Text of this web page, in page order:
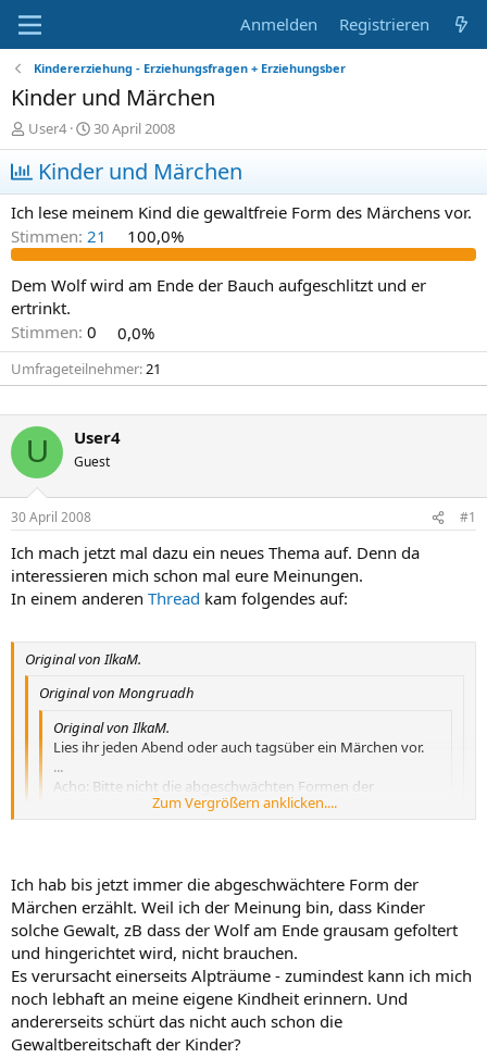
Anmelden Registrieren
Kindererziehung - Erziehungsfragen + Erziehungsber
Kinder und Märchen
E
r
s
t
e
l
e
r
User4
E
r
s
t
e
l
l
t
a
30 April 2008
Kinder und Märchen
Ich lese meinem Kind die gewaltfreie Form des Märchens vor.
Stimmen: 21 100,0%
Dem Wolf wird am Ende der Bauch aufgeschlitzt und er
ertrinkt.
Stimmen: 0 0,0%
Umfrageteilnehmer 21
U User4
Guest
30 April 2008 #1
Ich mach jetzt mal dazu ein neues Thema auf. Denn da
interessieren mich schon mal eure Meinungen.
In einem anderen Thread kam folgendes auf:
Original von IlkaM.
Original von Mongruadh
Original von IlkaM.
Lies ihr jeden Abend oder auch tagsüber ein Märchen vor.
...
Acho: Bitte nicht die abgeschwächten Formen der
Moderne! Dem Wolf muss schon der Bauch aufgeschlitzt
werden und er muss im Brunnen ertrinken!
Zum Vergrößern anklicken....
Was soll das denn bringen, ausser Alpträume? ?(
Ui ... ich kann Dir fürs Erste eine Antwort geben, dieBruno
Bettelheimselber in diesem Zusammenhang gegeben hat:
Die Psychologie des Kindes ist anders als die Psychologie des
Erwachsenen und das Kind erwartet, dass die Bösen sehr böse
bestraft werden und dass die guten Tugendhaften belohnt werden.
Und die Strafen, die das Kind sich ausdenkt in der eigenen
Phantasie sind auch ziemlich grausam, denn das Kind hat wirklich
kein Gefühl für die subtilen Unterschiede. Also wenn jemand böse
Zum Vergrößern anklicken....
Ich hab bis jetzt immer die abgeschwächtere Form der
Märchen erzählt. Weil ich der Meinung bin, dass Kinder
solche Gewalt, zB dass der Wolf am Ende grausam gefoltert
und hingerichtet wird, nicht brauchen.
Es verursacht einerseits Alpträume - zumindest kann ich mich
noch lebhaft an meine eigene Kindheit erinnern. Und
andererseits schürt das nicht auch schon die
Gewaltbereitschaft der Kinder?